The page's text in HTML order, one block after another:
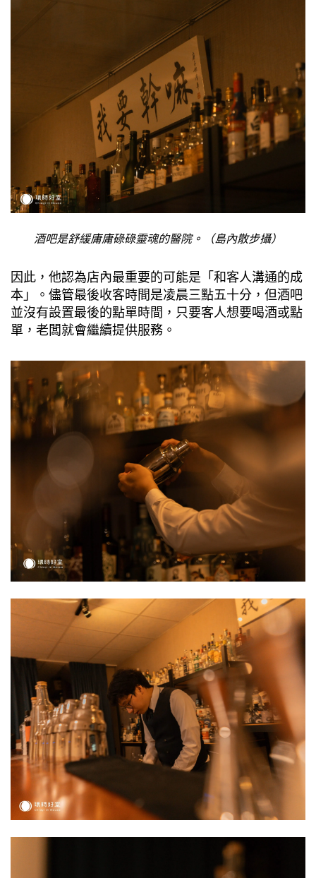
酒吧是舒緩庸庸碌碌靈魂的醫院。（島內散步攝）
因此，他認為店內最重要的可能是「和客人溝通的成
本」。儘管最後收客時間是凌晨三點五十分，但酒吧
並沒有設置最後的點單時間，只要客人想要喝酒或點
單，老闆就會繼續提供服務。